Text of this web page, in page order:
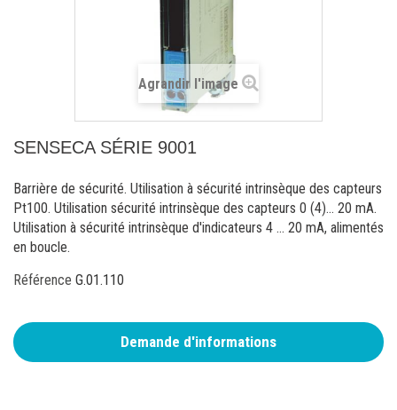
Agrandir l'image
SENSECA SÉRIE 9001
Barrière de sécurité. Utilisation à sécurité intrinsèque des capteurs
Pt100. Utilisation sécurité intrinsèque des capteurs 0 (4)… 20 mA.
Utilisation à sécurité intrinsèque d'indicateurs 4 ... 20 mA, alimentés
en boucle.
Référence G.01.110
Demande d'informations